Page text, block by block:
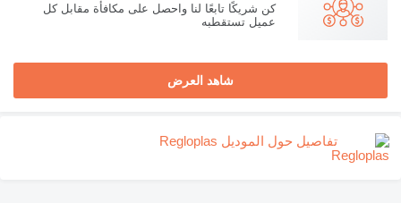
كن شريكًا تابعًا لنا واحصل على مكافأة مقابل كل
عميل تستقطبه
شاهد العرض
تفاصيل حول الموديل Regloplas